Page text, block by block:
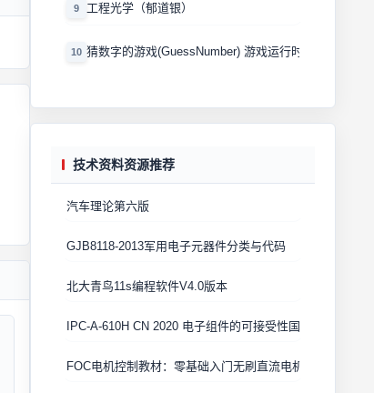
9 工程光学（郁道银）
10 猜数字的游戏(GuessNumber) 游戏运行时产生一个0－
技术资料资源推荐
汽车理论第六版
GJB8118-2013军用电子元器件分类与代码
北大青鸟11s编程软件V4.0版本
IPC-A-610H CN 2020 电子组件的可接受性国际验收标准
FOC电机控制教材：零基础入门无刷直流电机矢量控制技